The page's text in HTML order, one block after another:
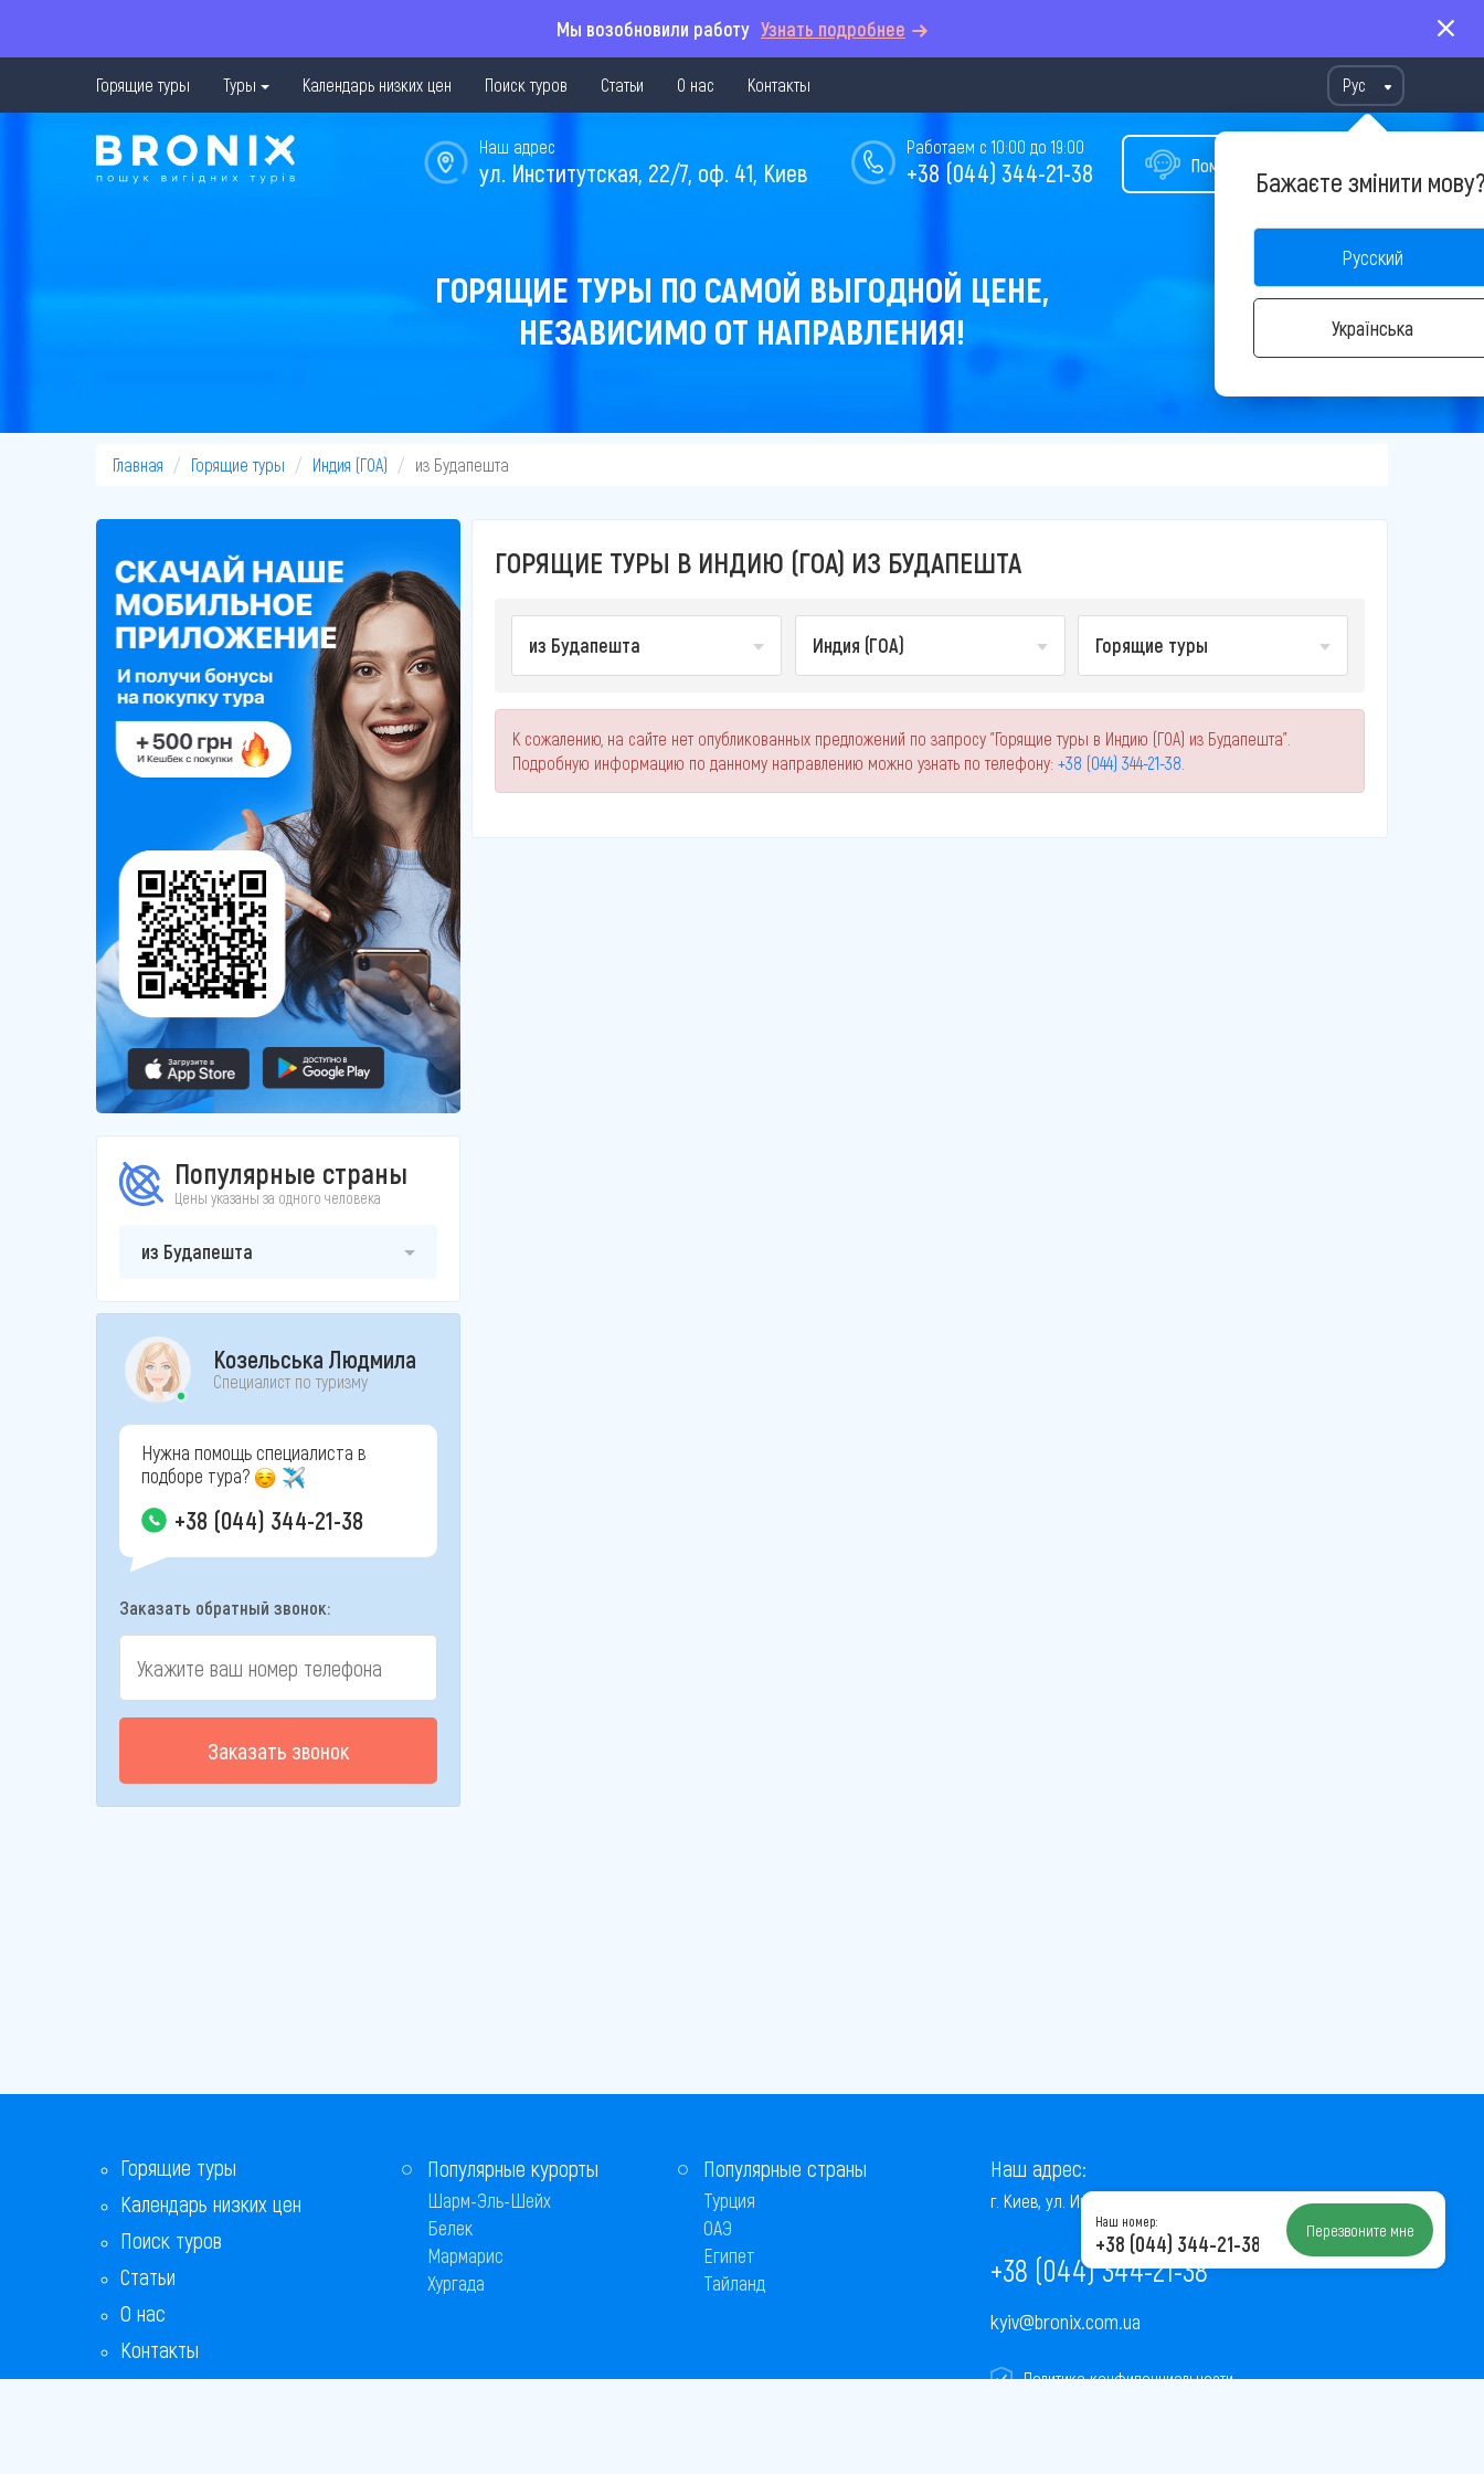
Мы возобновили работу Узнать подробнее
Горящие туры Туры Календарь низких цен Поиск туров Статьи О нас Контакты Рус
Бажаєте змінити
Русский
Українська
Помощь в подборе тура
Работаем с 10:00 до 19:00
+38 (044) 344-21-38
Наш адрес
ул. Институтская, 22/7, оф. 41, Киев
ГОРЯЩИЕ ТУРЫ ПО САМОЙ ВЫГОДНОЙ ЦЕНЕ,
НЕЗАВИСИМО ОТ НАПРАВЛЕНИЯ!
Главная Горящие туры Индия (ГОА) из Будапешта
Популярные страны
Цены указаны за одного человека
из Будапешта
Козельська Людмила
Специалист по туризму
Нужна помощь специалиста в
подборе тура?
+38 (044) 344-21-38
Заказать обратный звонок:
Заказать звонок
ГОРЯЩИЕ ТУРЫ В ИНДИЮ (ГОА) ИЗ БУДАПЕШТА
из Будапешта Индия (ГОА) Горящие туры
К сожалению, на сайте нет опубликованных предложений по запросу "Горящие туры в Индию (ГОА) из Будапешта".
Подробную информацию по данному направлению можно узнать по телефону: +38 (044) 344-21-38
Горящие туры
Календарь низких цен
Поиск туров
Статьи
О нас
Контакты
Бонусная программа
Популярные курорты
Шарм-Эль-Шейх
Белек
Мармарис
Хургада
Популярные страны
Турция
ОАЭ
Египет
Тайланд
Наш адрес:
г. Киев, ул. Институтская, 22/7, оф. 41
+38 (044) 344-21-38
kyiv@bronix.com.ua
Политика конфиденциальности
Наш номер:
+38 (044) 344-21-38 Перезвоните мне